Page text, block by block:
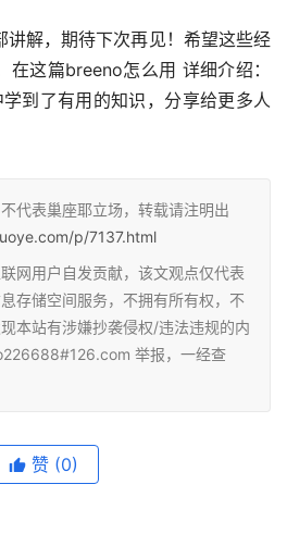
讲解，期待下次再见！希望这些经
在这篇breeno怎么用 详细介绍：
到了有用的知识，分享给更多人
代表巢座耶立场，转载请注明出
p/7137.html
网用户自发贡献，该文观点仅代表
存储空间服务，不拥有所有权，不
本站有涉嫌抄袭侵权/违法违规的内
举报，一经查
赞 (0)